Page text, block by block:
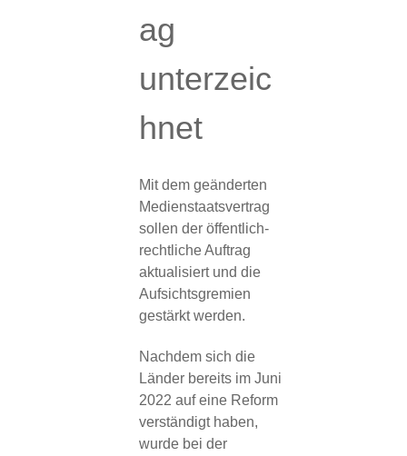
ag
unterzeic
hnet
Mit dem geänderten
Medienstaatsvertrag
sollen der öffentlich-
rechtliche Auftrag
aktualisiert und die
Aufsichtsgremien
gestärkt werden.
Nachdem sich die
Länder bereits im Juni
2022 auf eine Reform
verständigt haben,
wurde bei der